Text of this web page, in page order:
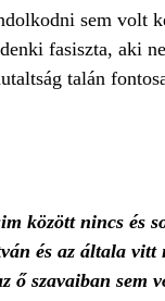
sem volt
fasiszta, aki
talán
között nincs és
és az általa
ő szavaiban sem